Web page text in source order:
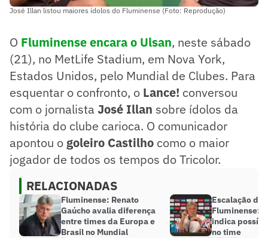
José Illan listou maiores ídolos do Fluminense (Foto: Reprodução)
O Fluminense encara o Ulsan, neste sábado
(21), no MetLife Stadium, em Nova York,
Estados Unidos, pelo Mundial de Clubes. Para
esquentar o confronto, o Lance! conversou
com o jornalista José Illan sobre ídolos da
história do clube carioca. O comunicador
apontou o goleiro Castilho como o maior
jogador de todos os tempos do Tricolor.
RELACIONADAS
Fluminense: Renato
Gaúcho avalia diferença
entre times da Europa e
Brasil no Mundial
Escalação do
Fluminense:
indica
no time